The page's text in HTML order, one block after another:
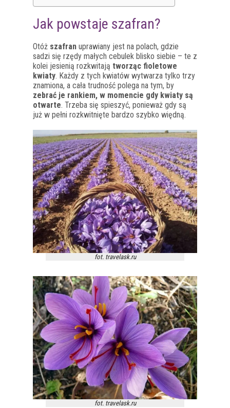
Jak powstaje szafran?
Otóż szafran uprawiany jest na polach, gdzie
sadzi się rzędy małych cebulek blisko siebie – te z
kolei jesienią rozkwitają tworząc fioletowe
kwiaty. Każdy z tych kwiatów wytwarza tylko trzy
znamiona, a cała trudność polega na tym, by
zebrać je rankiem, w momencie gdy kwiaty są
otwarte. Trzeba się spieszyć, ponieważ gdy są
już w pełni rozkwitnięte bardzo szybko więdną.
fot. travelask.ru
fot. travelask.ru